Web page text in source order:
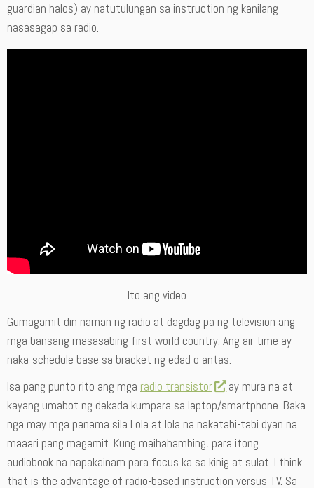
guardian halos) ay natutulungan sa instruction ng kanilang
nasasagap sa radio.
Ito ang video
Gumagamit din naman ng radio at dagdag pa ng television ang
mga bansang masasabing first world country. Ang air time ay
naka-schedule base sa bracket ng edad o antas.
Isa pang punto rito ang mga radio transistor
ay mura na at
kayang umabot ng dekada kumpara sa laptop/smartphone. Baka
nga may mga panama sila Lola at lola na nakatabi-tabi dyan na
maaari pang magamit. Kung maihahambing, para itong
audiobook na napakainam para focus ka sa kinig at sulat. I think
that is the advantage of radio-based instruction versus TV. Sa